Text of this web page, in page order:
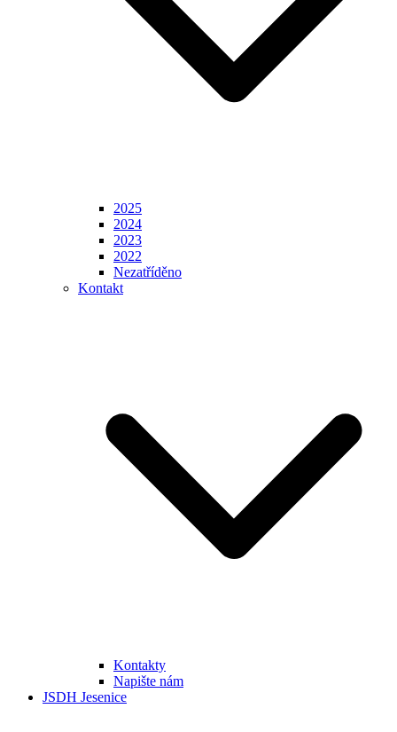
2025
2024
2023
2022
Nezatříděno
Kontakt
Kontakty
Napište nám
JSDH Jesenice